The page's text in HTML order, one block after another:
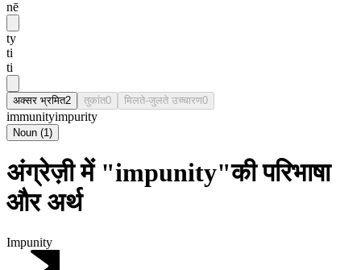
nē
ty
ti
ti
अक्सर भ्रमित2 तुकांत0 मिलते-जुलते उच्चारण0
immunityimpurity
Noun (1)
अंग्रेज़ी में "impunity"की परिभाषा
और अर्थ
Impunity